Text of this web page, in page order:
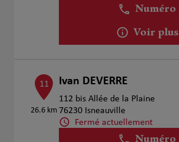
Numéro
Voir plus
11
26.6 km
Ivan DEVERRE
112 bis Allée de la Plaine
76230 Isneauville
Fermé actuellement
Numéro